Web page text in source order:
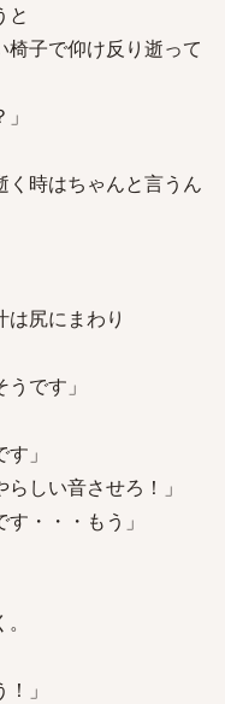
と
子で仰け反り逝って
く時はちゃんと言うん
は尻にまわり
です」
」
しい音させろ！」
・・・もう」
」